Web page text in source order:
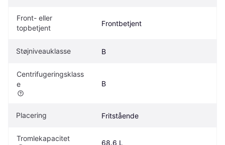
Front- eller
topbetjent
Frontbetjent
Støjniveauklasse B
Centrifugeringsklass
e
B
Placering Fritstående
Tromlekapacitet
68.6 L